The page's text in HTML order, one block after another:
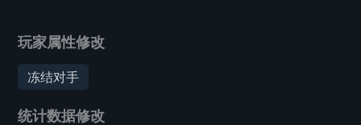
玩家属性修改
冻结对手
统计数据修改